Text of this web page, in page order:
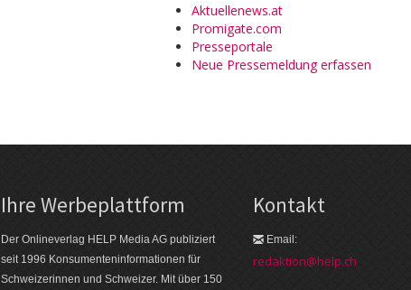
Aktuellenews.at
Promigate.com
Presseportale
Neue Pressemeldung erfassen
Ihre Werbeplattform
Der Onlineverlag HELP Media AG publiziert
seit 1996 Konsumenten­informationen für
Schweizerinnen und Schweizer. Mit über 150
Kontakt
Email:
redaktion@help.ch